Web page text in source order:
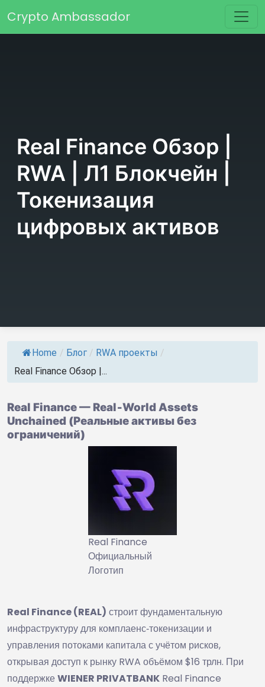
Основная навигация
Crypto Ambassador
Real Finance Обзор |
RWA | Л1 Блокчейн |
Токенизация
цифровых активов
Home / Блог / RWA проекты /
Real Finance Обзор |...
Real Finance — Real‑World Assets
Unchained (Реальные активы без
ограничений)
Real Finance
Официальный
Логотип
Real Finance (REAL) строит фундаментальную
инфраструктуру для комплаенс‑токенизации и
управления потоками капитала с учётом рисков,
открывая доступ к рынку RWA объёмом $16 трлн. При
поддержкеWIENER PRIVATBANK Real Finance